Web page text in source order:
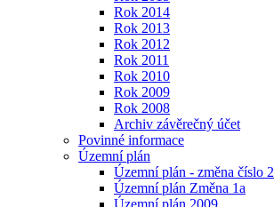
Rok 2014
Rok 2013
Rok 2012
Rok 2011
Rok 2010
Rok 2009
Rok 2008
Archiv závěrečný účet
Povinné informace
Územní plán
Územní plán - změna číslo 2
Územní plán Změna 1a
Územní plán 2009